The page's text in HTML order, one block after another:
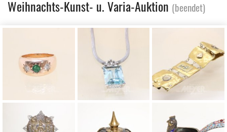
Weihnachts-Kunst- u. Varia-Auktion (beendet)